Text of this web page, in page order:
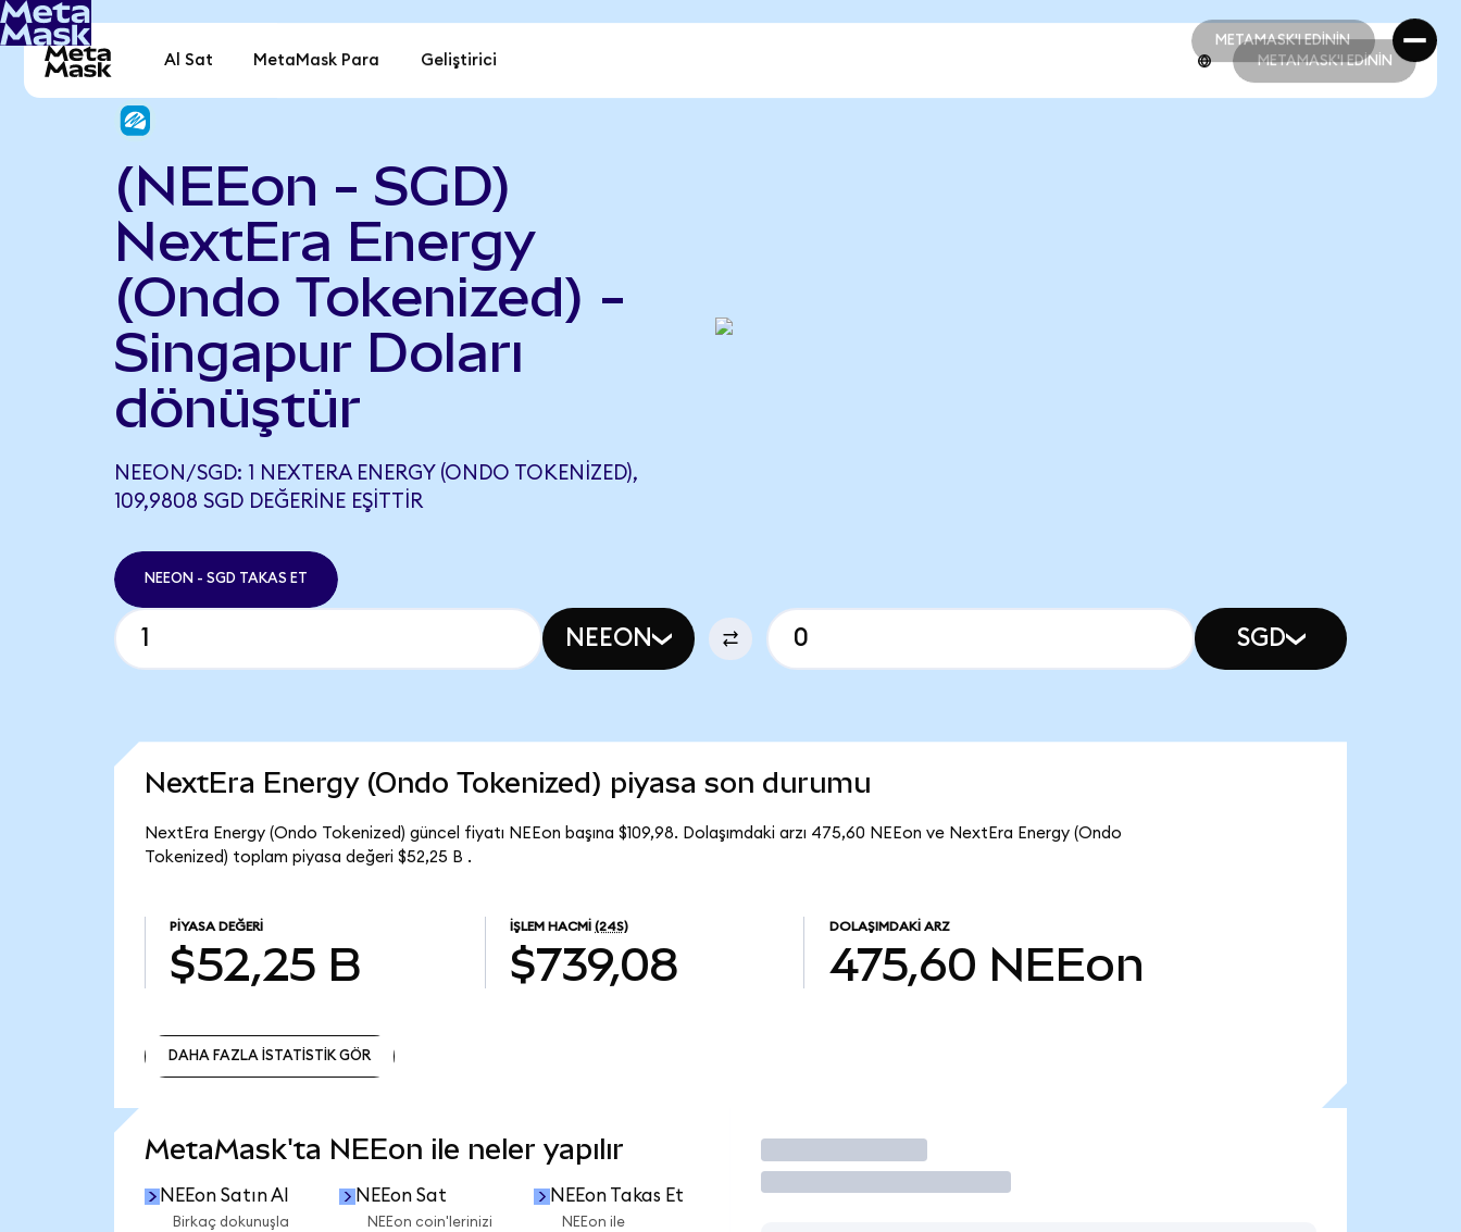
METAMASK'I EDİNİN
METAMASK'I EDİNİN
Al Sat MetaMask Para Geliştirici METAMASK'I EDİNİN
(NEEon - SGD)
NextEra Energy
(Ondo Tokenized) -
Singapur Doları
dönüştür
NEEON/SGD: 1 NEXTERA ENERGY (ONDO TOKENIZED),
109,9808 SGD DEĞERINE EŞITTIR
NEEON - SGD TAKAS ET
NEEON SGD
NextEra Energy (Ondo Tokenized) piyasa son durumu
NextEra Energy (Ondo Tokenized) güncel fiyatı NEEon başına $109,98. Dolaşımdaki arzı 475,60 NEEon ve NextEra Energy (Ondo
Tokenized) toplam piyasa değeri $52,25 B .
PIYASA DEĞERI
$52,25 B
İŞLEM HACMI (24S)
$739,08
DOLAŞIMDAKI ARZ
475,60 NEEon
DAHA FAZLA İSTATİSTİK GÖR
MetaMask'ta NEEon ile neler yapılır
NEEon Satın Al
Birkaç dokunuşla
NEEon Sat
NEEon coin'lerinizi
NEEon Takas Et
NEEon ile
İşlem Yap